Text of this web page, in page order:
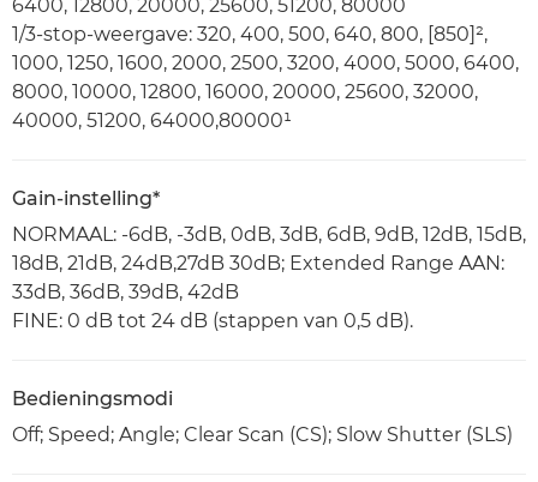
6400, 12800, 20000, 25600, 51200, 80000
1/3-stop-weergave: 320, 400, 500, 640, 800, [850]²,
1000, 1250, 1600, 2000, 2500, 3200, 4000, 5000, 6400,
8000, 10000, 12800, 16000, 20000, 25600, 32000,
40000, 51200, 64000,80000¹
Gain-instelling*
NORMAAL: -6dB, -3dB, 0dB, 3dB, 6dB, 9dB, 12dB, 15dB,
18dB, 21dB, 24dB,27dB 30dB; Extended Range AAN:
33dB, 36dB, 39dB, 42dB
FINE: 0 dB tot 24 dB (stappen van 0,5 dB).
Bedieningsmodi
Off; Speed; Angle; Clear Scan (CS); Slow Shutter (SLS)